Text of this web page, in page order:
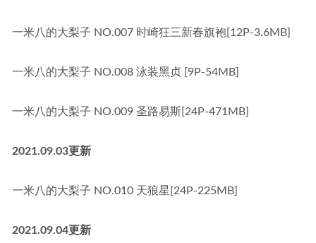
一米八的大梨子 NO.007 时崎狂三新春旗袍[12P-3.6MB]
一米八的大梨子 NO.008 泳装黑贞 [9P-54MB]
一米八的大梨子 NO.009 圣路易斯[24P-471MB]
2021.09.03更新
一米八的大梨子 NO.010 天狼星[24P-225MB]
2021.09.04更新